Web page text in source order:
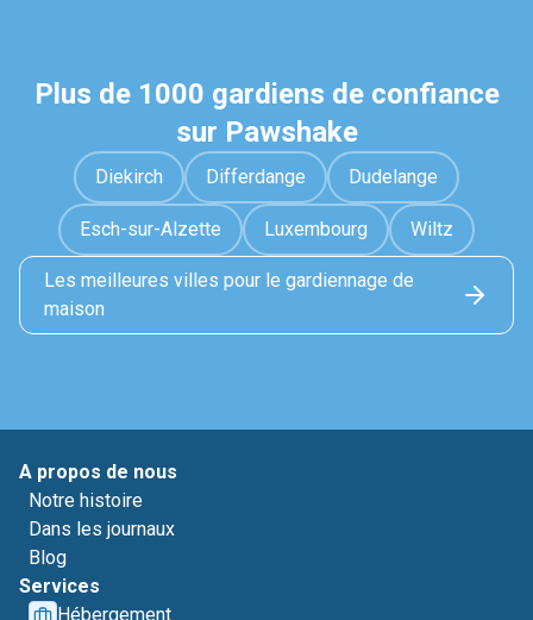
Plus de 1000 gardiens de confiance
sur Pawshake
Diekirch Differdange Dudelange
Esch-sur-Alzette Luxembourg Wiltz
Les meilleures villes pour le gardiennage de
maison
A propos de nous
Notre histoire
Dans les journaux
Blog
Services
Hébergement